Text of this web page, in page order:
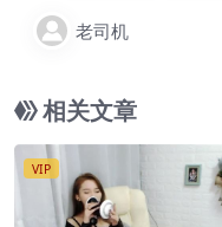
老司机
相关文章
VIP